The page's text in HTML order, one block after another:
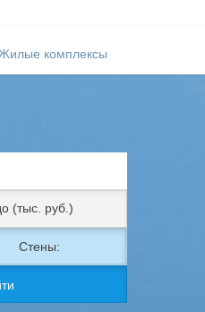
комплексы
Стены: